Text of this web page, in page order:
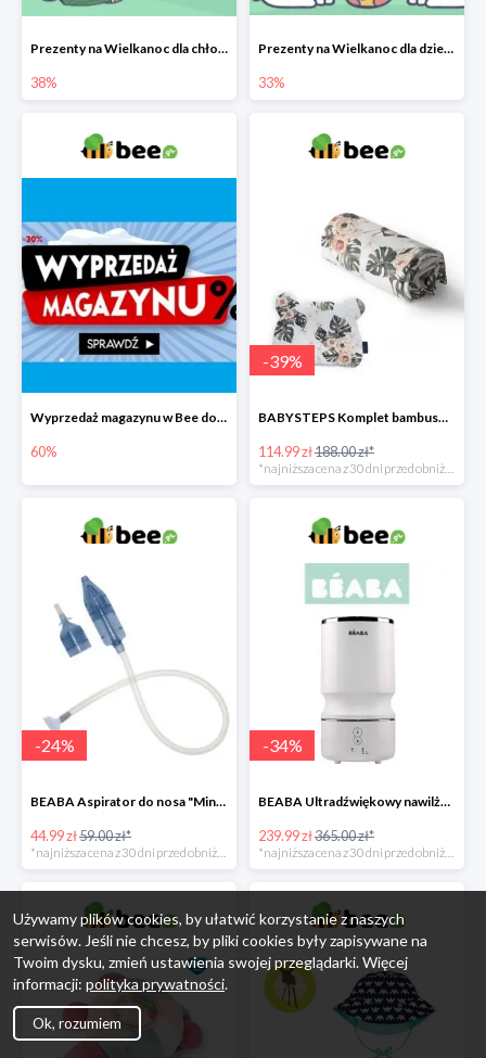
Prezenty na Wielkanoc dla chłopców w Bee do -38%
38%
Prezenty na Wielkanoc dla dziewczynek w Bee do -33%
33%
Wyprzedaż magazynu w Bee do -60%
60%
-39%
BABYSTEPS Komplet bambusowy poduszka i otulacz M Pustynne kwiaty -39%
114.99 zł188.00 zł*
-24%
BEABA Aspirator do nosa "Minidoo" -24%
44.99 zł59.00 zł*
*najniższa cena z 30 dni przed obniżką
-34%
BEABA Ultradźwiękowy nawilżacz powietrza White -34%
239.99 zł365.00 zł*
*najniższa cena z 30 dni przed obniżką
Używamy plików cookies, by ułatwić korzystanie z naszych
serwisów. Jeśli nie chcesz, by pliki cookies były zapisywane na
Twoim dysku, zmień ustawienia swojej przeglądarki. Więcej
informacji: polityka prywatności.
Ok, rozumiem